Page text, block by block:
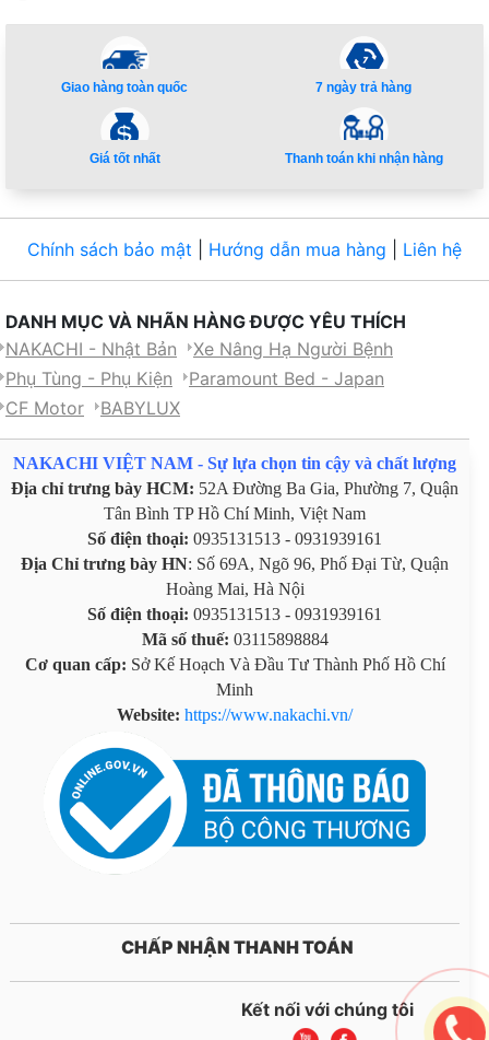
Giao hàng toàn quốc 7 ngày trả hàng
Giá tốt nhất Thanh toán khi nhận hàng
Chính sách bảo mật Hướng dẫn mua hàng Liên hệ
DANH MỤC VÀ NHÃN HÀNG ĐƯỢC YÊU THÍCH
NAKACHI - Nhật Bản
Xe Nâng Hạ Người Bệnh
Phụ Tùng - Phụ Kiện
Paramount Bed - Japan
CF Motor
BABYLUX
NAKACHI VIỆT NAM - Sự lựa chọn tin cậy và chất lượng
Địa chỉ trưng bày HCM: 52A Đường Ba Gia, Phường 7, Quận
Tân Bình TP Hồ Chí Minh, Việt Nam
Số điện thoại: 0935131513 - 0931939161
Địa Chỉ trưng bày HN: Số 69A, Ngõ 96, Phố Đại Từ, Quận
Hoàng Mai, Hà Nội
Số điện thoại: 0935131513 - 0931939161
Mã số thuế: 03115898884
Cơ quan cấp: Sở Kế Hoạch Và Đầu Tư Thành Phố Hồ Chí
Minh
Website: https://www.nakachi.vn/
CHẤP NHẬN THANH TOÁN
Kết nối với chúng tôi